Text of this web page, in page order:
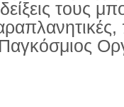
τους